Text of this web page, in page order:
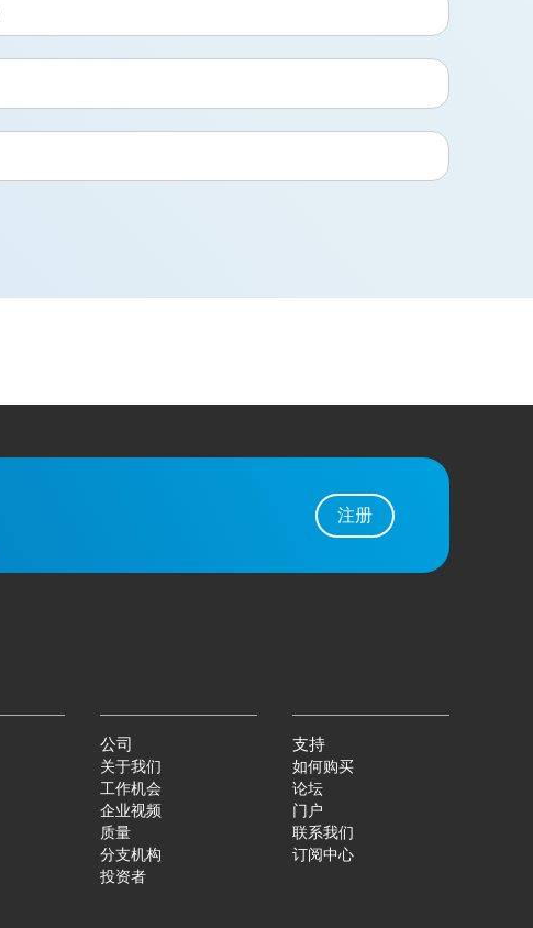
注册
公司
关于我们
工作机会
企业视频
质量
分支机构
投资者
支持
如何购买
论坛
门户
联系我们
订阅中心